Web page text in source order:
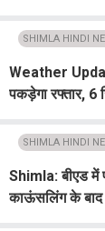
SHIMLA HINDI
Weather
पकड़ेगा रफ्तार, 6
SHIMLA HINDI
Shimla: बीएड में
काऊंसलिंग के बाद